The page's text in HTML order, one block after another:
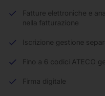
Fatture elettroniche e
nella fatturazione
Iscrizione gestione
Fino a 6 codici ATECO
Firma digitale